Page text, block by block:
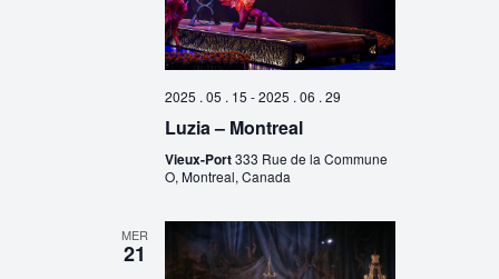
2025 . 05 . 15 -2025 . 06 . 29
Luzia – Montreal
Vieux-Port333 Rue de la Commune
O, Montreal, Canada
MER
21